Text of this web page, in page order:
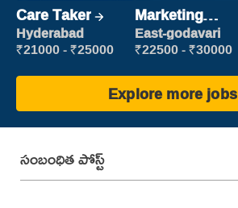
Care Taker
Hyderabad
₹21000 - ₹25000
Marketing
Executive
East-godavari
₹22500 - ₹30000
Explore more jobs
సంబంధిత పోస్ట్